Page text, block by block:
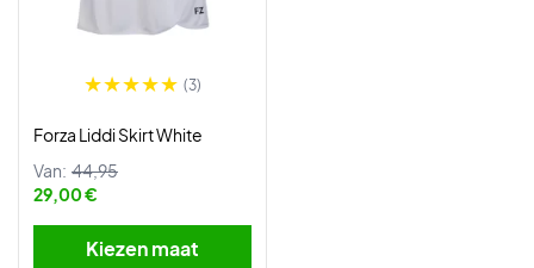
(3)
Forza Liddi Skirt White
Van: 44,95
29,00 €
Kiezen maat